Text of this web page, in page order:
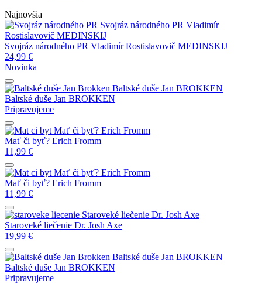
Najnovšia
Svojráz národného PR Vladimír
Rostislavovič MEDINSKIJ
Svojráz národného PR Vladimír Rostislavovič MEDINSKIJ
24,99 €
Novinka
Baltské duše Jan BROKKEN
Baltské duše Jan BROKKEN
Pripravujeme
Mať či byť? Erich Fromm
Mať či byť? Erich Fromm
11,99 €
Mať či byť? Erich Fromm
Mať či byť? Erich Fromm
11,99 €
Staroveké liečenie Dr. Josh Axe
Staroveké liečenie Dr. Josh Axe
19,99 €
Baltské duše Jan BROKKEN
Baltské duše Jan BROKKEN
Pripravujeme